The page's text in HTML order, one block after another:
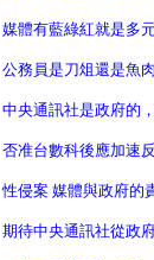
媒體有藍綠紅就是多
公務員是刀俎還是魚
中央通訊社是政府的
否准台數科後應加速
性侵案 媒體與政府的
期待中央通訊社從政